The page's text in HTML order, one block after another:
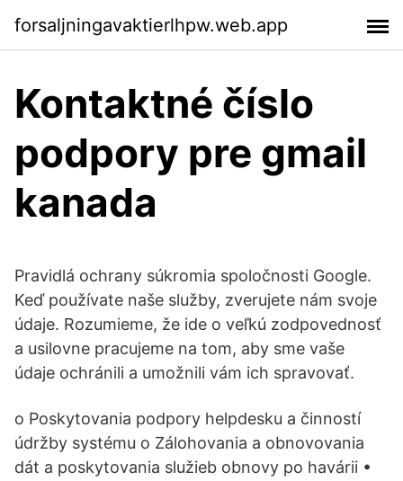
forsaljningavaktierlhpw.web.app
Kontaktné číslo
podpory pre gmail
kanada
Pravidlá ochrany súkromia spoločnosti Google.
Keď používate naše služby, zverujete nám svoje
údaje. Rozumieme, že ide o veľkú zodpovednosť
a usilovne pracujeme na tom, aby sme vaše
údaje ochránili a umožnili vám ich spravovať.
o Poskytovania podpory helpdesku a činností
údržby systému o Zálohovania a obnovovania
dát a poskytovania služieb obnovy po havárii •